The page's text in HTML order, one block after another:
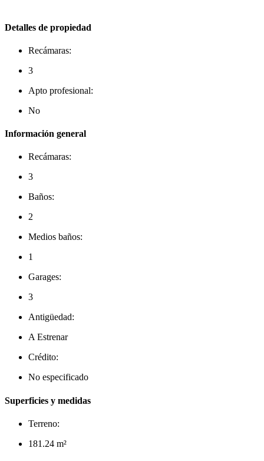
Detalles de propiedad
Recámaras:
3
Apto profesional:
No
Información general
Recámaras:
3
Baños:
2
Medios baños:
1
Garages:
3
Antigüedad:
A Estrenar
Crédito:
No especificado
Superficies y medidas
Terreno:
181.24 m²